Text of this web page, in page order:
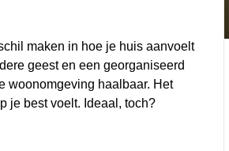
maken in hoe je huis aanvoelt
geest en een georganiseerd
woonomgeving haalbaar. Het
je best voelt. Ideaal, toch?